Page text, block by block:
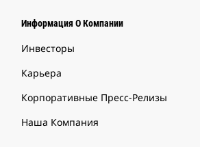
Информация О Компании
Инвесторы
Карьера
Корпоративные Пресс-Релизы
Наша Компания